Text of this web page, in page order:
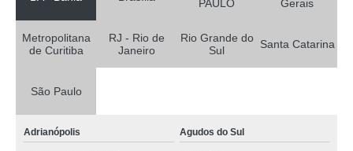
PAULO Gerais
Metropolitana
de Curitiba
RJ - Rio de
Janeiro
Rio Grande do
Sul
Santa Catarina
São Paulo
Adrianópolis Agudos do Sul